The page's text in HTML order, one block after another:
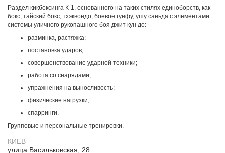
Раздел кикбоксинга К-1, основанного на таких стилях единоборств, как
бокс, тайский бокс, тхэквондо, боевое гунфу, ушу саньда с элементами
системы уличного рукопашного боя джит кун до:
разминка, растяжка;
постановка ударов;
совершенствование ударной техники;
работа со снарядами;
упражнения на выносливость;
физические нагрузки;
спарринги.
Групповые и персональные тренировки.
КИЕВ
улица Васильковская, 28